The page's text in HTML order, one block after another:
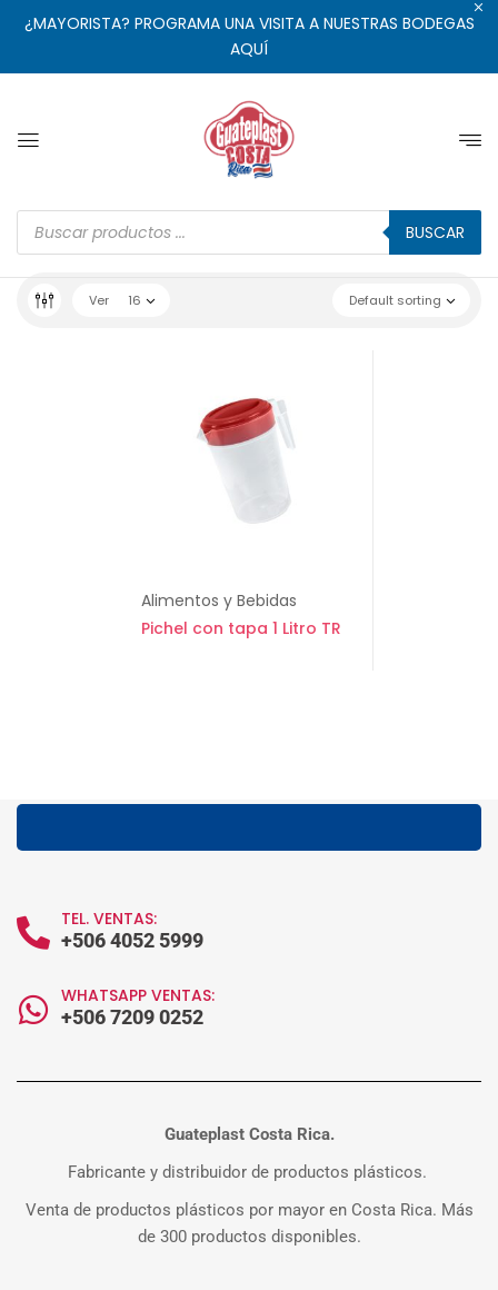
¿MAYORISTA? PROGRAMA UNA VISITA A NUESTRAS BODEGAS
AQUÍ
BUSCAR
Default sorting
Ver 16
Alimentos y Bebidas
Pichel con tapa 1 Litro TR
TEL. VENTAS:
+506 4052 5999
WHATSAPP VENTAS:
+506 7209 0252
Guateplast Costa Rica.
Fabricante y distribuidor de productos plásticos.
Venta de productos plásticos por mayor en Costa Rica. Más
de 300 productos disponibles.